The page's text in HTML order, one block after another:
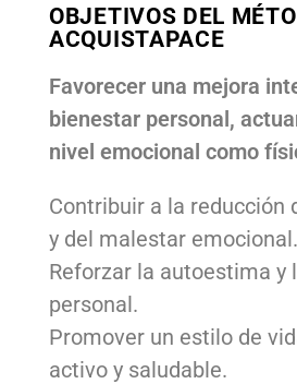
OBJETIVOS DEL
ACQUISTAPACE
Favorecer una mejora
bienestar personal,
nivel emocional como
Contribuir a la reducción
y del malestar emocional.
Reforzar la autoestima y
personal.
Promover un estilo de
activo y saludable.